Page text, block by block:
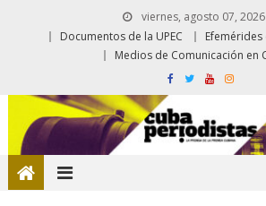
viernes, agosto 07, 2026
Documentos de la UPEC
Medios de Comunicación en